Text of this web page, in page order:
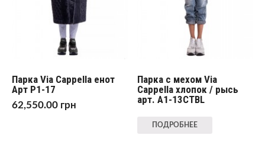
Парка Via Cappella енот
Арт P1-17
62,550.00 грн
Парка с мехом Via
Cappella хлопок / рысь
арт. A1-13CTBL
ПОДРОБНЕЕ